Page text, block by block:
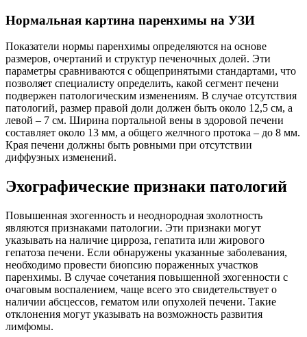
Нормальная картина паренхимы на УЗИ
Показатели нормы паренхимы определяются на основе
размеров, очертаний и структур печеночных долей. Эти
параметры сравниваются с общепринятыми стандартами, что
позволяет специалисту определить, какой сегмент печени
подвержен патологическим изменениям. В случае отсутствия
патологий, размер правой доли должен быть около 12,5 см, а
левой – 7 см. Ширина портальной вены в здоровой печени
составляет около 13 мм, а общего желчного протока – до 8 мм.
Края печени должны быть ровными при отсутствии
диффузных изменений.
Эхографические признаки патологий
Повышенная эхогенность и неоднородная эхолотность
являются признаками патологии. Эти признаки могут
указывать на наличие цирроза, гепатита или жирового
гепатоза печени. Если обнаружены указанные заболевания,
необходимо провести биопсию пораженных участков
паренхимы. В случае сочетания повышенной эхогенности с
очаговым воспалением, чаще всего это свидетельствует о
наличии абсцессов, гематом или опухолей печени. Такие
отклонения могут указывать на возможность развития
лимфомы.